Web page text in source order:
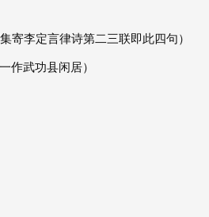
寄李定言律诗第二三联即此四句）
作武功县闲居）